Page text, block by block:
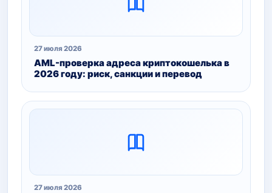
27 июля 2026
AML-проверка адреса криптокошелька в
2026 году: риск, санкции и перевод
27 июля 2026